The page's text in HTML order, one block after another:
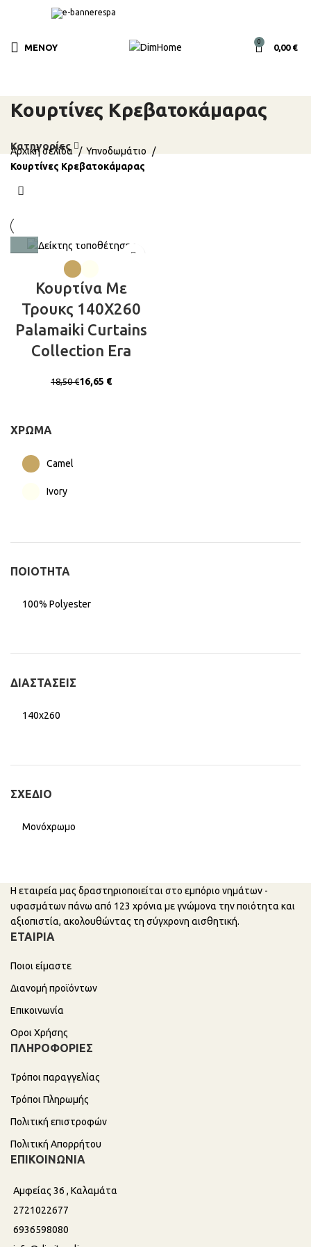
ΜΕΝΟΎ
0
0,00 €
Κουρτίνες Κρεβατοκάμαρας
Κατηγορίες
ΧΡΏΜΑ
Camel
Ivory
ΠΟΙΌΤΗΤΑ
100% Polyester
ΔΙΑΣΤΆΣΕΙΣ
140x260
ΣΧΈΔΙΟ
Μονόχρωμο
Αρχική σελίδα
Υπνοδωμάτιο
Κουρτίνες Κρεβατοκάμαρας
Κουρτίνα Με
Τρουκς 140X260
Palamaiki Curtains
Collection Era
18,50€16,65 €
Η εταιρεία μας δραστηριοποιείται στο εμπόριο νημάτων -
υφασμάτων πάνω από 123 χρόνια με γνώμονα την ποιότητα και
αξιοπιστία, ακολουθώντας τη σύγχρονη αισθητική.
ΕΤΑΙΡΙΑ
Ποιοι είμαστε
Διανομή προϊόντων
Επικοινωνία
Οροι Χρήσης
ΠΛΗΡΟΦΟΡΙΕΣ
Τρόποι παραγγελίας
Τρόποι Πληρωμής
Πολιτική επιστροφών
Πολιτική Απορρήτου
ΕΠΙΚΟΙΝΩΝΙΑ
Αμφείας 36 , Καλαμάτα
2721022677
6936598080